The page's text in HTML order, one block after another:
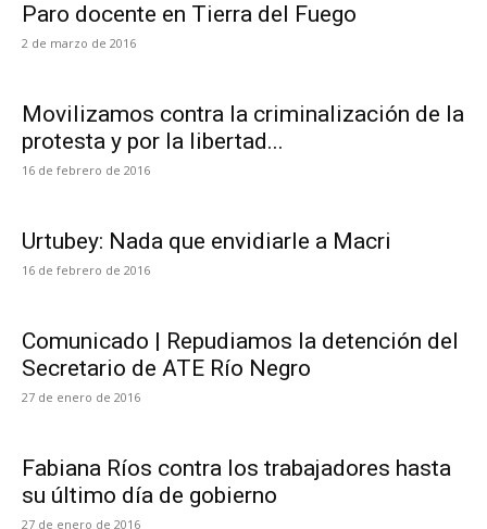
Paro docente en Tierra del Fuego
2 de marzo de 2016
Movilizamos contra la criminalización de la
protesta y por la libertad...
16 de febrero de 2016
Urtubey: Nada que envidiarle a Macri
16 de febrero de 2016
Comunicado | Repudiamos la detención del
Secretario de ATE Río Negro
27 de enero de 2016
Fabiana Ríos contra los trabajadores hasta
su último día de gobierno
27 de enero de 2016